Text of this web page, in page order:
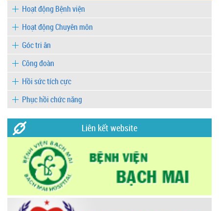
Hoạt động Bệnh viện
Hoạt động Chuyên môn
Góc tri ân
Công đoàn
Hồi sức tích cực
Phục hồi chức năng
Liên kết website